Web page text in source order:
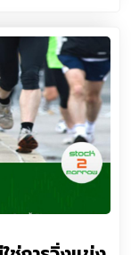
สินใจซื้อประกัน
วน วันนี้ Wealthy
อนตัดสินใจซื้อ
งตัวเองสิ่งที่ต้อง
มีโรคทาง
จจุบันเป็นอย่างไร
วามเสี่ยงที่จะก่อ
กิดการเจ็บป่วย
กษาเท่าไหร่ เรา
อไม่2. เช็ค
เมินความเสี่ยง
สดิการอะไรบ้าง